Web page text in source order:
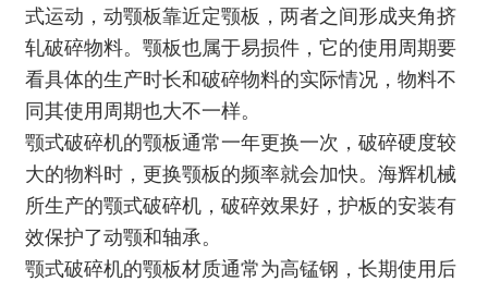
式运动，动颚板靠近定颚板，两者之间形成夹角挤
轧破碎物料。颚板也属于易损件，它的使用周期要
看具体的生产时长和破碎物料的实际情况，物料不
同其使用周期也大不一样。
颚式破碎机的颚板通常一年更换一次，破碎硬度较
大的物料时，更换颚板的频率就会加快。海辉机械
所生产的颚式破碎机，破碎效果好，护板的安装有
效保护了动颚和轴承。
颚式破碎机的颚板材质通常为高锰钢，长期使用后